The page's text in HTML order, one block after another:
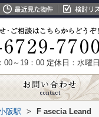
00～19：00 定休日：水曜日
阪駅 > F asecia Leand